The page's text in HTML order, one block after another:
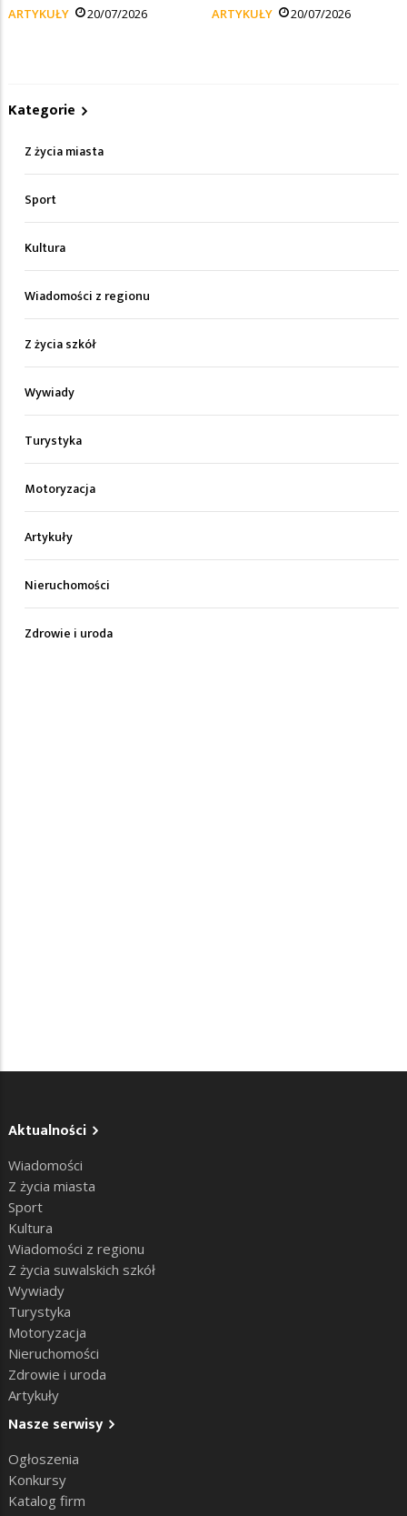
ARTYKUŁY 20/07/2026 ARTYKUŁY 20/07/2026
Kategorie
Z życia miasta
Sport
Kultura
Wiadomości z regionu
Z życia szkół
Wywiady
Turystyka
Motoryzacja
Artykuły
Nieruchomości
Zdrowie i uroda
Aktualności
Wiadomości
Z życia miasta
Sport
Kultura
Wiadomości z regionu
Z życia suwalskich szkół
Wywiady
Turystyka
Motoryzacja
Nieruchomości
Zdrowie i uroda
Artykuły
Nasze serwisy
Ogłoszenia
Konkursy
Katalog firm